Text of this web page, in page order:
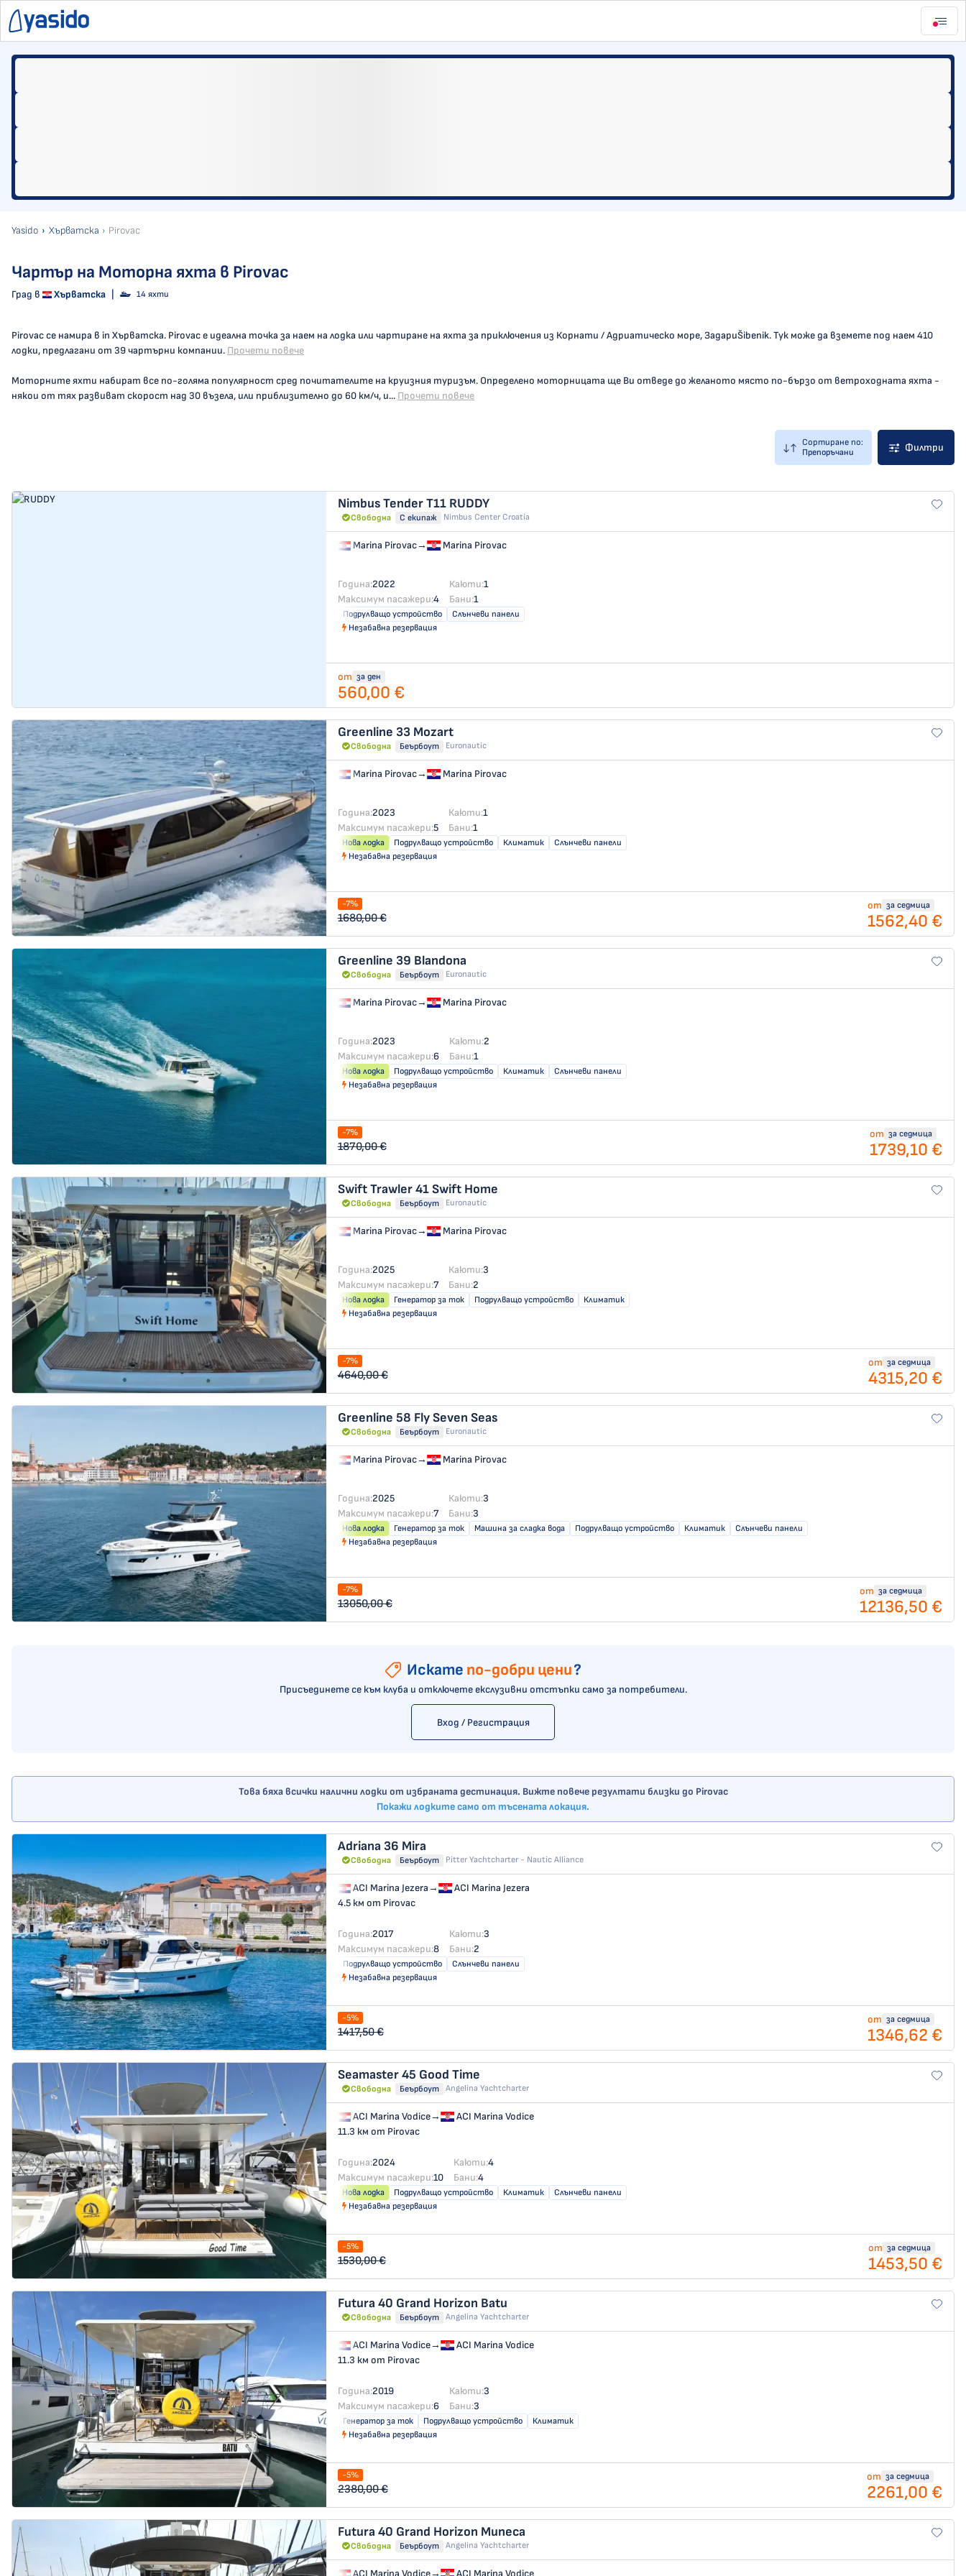
Yasido Хърватска Pirovac
Чартър на Моторна яхта в Pirovac
Град в Хърватска 14 яхти
Pirovac се намира в in Хърватска. Pirovac е идеална точка за наем на лодка или чартиране на яхта за приключения из Корнати / Адриатическо море, ЗадариŠibenik. Тук може да вземете под наем 410
лодки, предлагани от 39 чартърни компании. Прочети повече
Моторните яхти набират все по-голяма популярност сред почитателите на круизния туризъм. Определено моторницата ще Ви отведе до желаното място по-бързо от ветроходната яхта -
някои от тях развиват скорост над 30 възела, или приблизително до 60 км/ч, и... Прочети повече
Сортиране по:
Препоръчани
Филтри
Nimbus Tender T11 RUDDY
Свободна С екипаж Nimbus Center Croatia
Marina Pirovac→ Marina Pirovac
Година:2022 Каюти:1
Максимум пасажери:4 Бани:1
Подрулващо устройство
Слънчеви панели
Незабавна резервация
от за ден
560,00 €
Greenline 33 Mozart
Свободна Беърбоут Euronautic
Marina Pirovac→ Marina Pirovac
Година:2023 Каюти:1
Максимум пасажери:5 Бани:1
Нова лодка Подрулващо устройство Климатик
Слънчеви панели
Незабавна резервация
-7%
1680,00 €
от за седмица
1562,40 €
Greenline 39 Blandona
Свободна Беърбоут Euronautic
Marina Pirovac→ Marina Pirovac
Година:2023 Каюти:2
Максимум пасажери:6 Бани:1
Нова лодка Подрулващо устройство Климатик
Слънчеви панели
Незабавна резервация
-7%
1870,00 €
от за седмица
1739,10 €
Swift Trawler 41Swift Home
Свободна Беърбоут Euronautic
Marina Pirovac→ Marina Pirovac
Година:2025 Каюти:3
Максимум пасажери:7 Бани:2
Нова лодка Генератор за ток Подрулващо устройство
Климатик
Незабавна резервация
-7%
4640,00 €
от за седмица
4315,20 €
Greenline 58 FlySeven Seas
Свободна Беърбоут Euronautic
Marina Pirovac→ Marina Pirovac
Година:2025 Каюти:3
Максимум пасажери:7 Бани:3
Нова лодка Генератор за ток Машина за сладка вода Подрулващо устройство Климатик
Слънчеви панели
Незабавна резервация
-7%
13050,00 €
от за седмица
12136,50 €
Искате по-добри цени?
Присъединете се към клуба и отключете екслузивни отстъпки само за потребители.
Вход / Регистрация
Това бяха всички налични лодки от избраната дестинация. Вижте повече резултати близки до Pirovac
Покажи лодките само от тъсената локация.
Adriana 36 Mira
Свободна Беърбоут Pitter Yachtcharter - Nautic Alliance
ACI Marina Jezera→
ACI Marina Jezera
4.5 км от Pirovac
Година:2017 Каюти:3
Максимум пасажери:8 Бани:2
Подрулващо устройство
Слънчеви панели
Незабавна резервация
-5%
1417,50 €
от за седмица
1346,62 €
Seamaster 45 Good Time
Свободна Беърбоут Angelina Yachtcharter
ACI Marina Vodice→
ACI Marina Vodice
11.3 км от Pirovac
Година:2024 Каюти:4
Максимум пасажери:10 Бани:4
Нова лодка Подрулващо устройство Климатик
Слънчеви панели
Незабавна резервация
-5%
1530,00 €
от за седмица
1453,50 €
Futura 40 Grand Horizon Batu
Свободна Беърбоут Angelina Yachtcharter
ACI Marina Vodice→
ACI Marina Vodice
11.3 км от Pirovac
Година:2019 Каюти:3
Максимум пасажери:6 Бани:3
Генератор за ток Подрулващо устройство
Климатик
Незабавна резервация
-5%
2380,00 €
от за седмица
2261,00 €
Futura 40 Grand Horizon Muneca
Свободна Беърбоут Angelina Yachtcharter
ACI Marina Vodice→ ACI Marina Vodice